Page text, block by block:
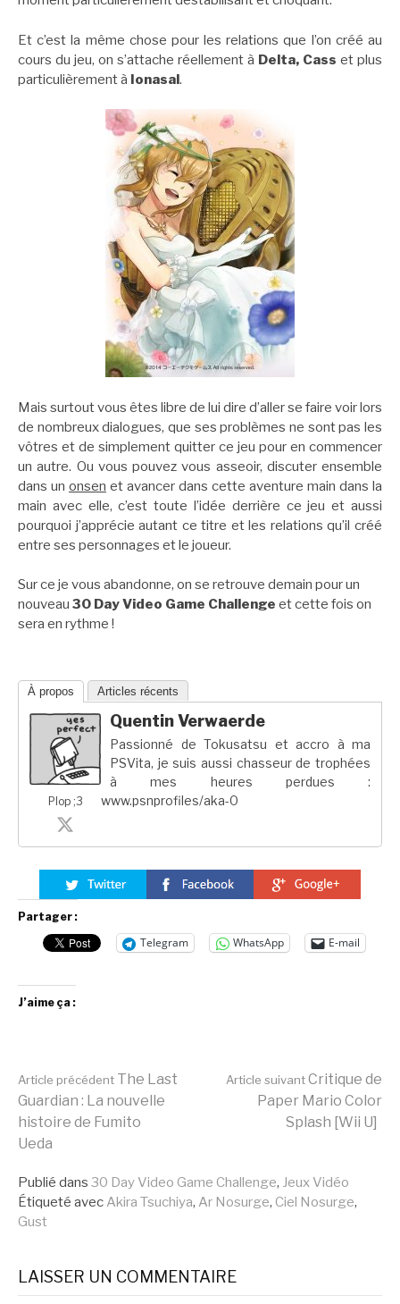
Et c’est la même chose pour les relations que l’on créé au
cours du jeu, on s’attache réellement à Delta, Cass et plus
particulièrement à Ionasal.
Mais surtout vous êtes libre de lui dire d’aller se faire voir lors
de nombreux dialogues, que ses problèmes ne sont pas les
vôtres et de simplement quitter ce jeu pour en commencer
un autre. Ou vous pouvez vous asseoir, discuter ensemble
dans un onsen et avancer dans cette aventure main dans la
main avec elle, c’est toute l’idée derrière ce jeu et aussi
pourquoi j’apprécie autant ce titre et les relations qu’il créé
entre ses personnages et le joueur.
Sur ce je vous abandonne, on se retrouve demain pour un
nouveau 30 Day Video Game Challenge et cette fois on
sera en rythme !
À propos Articles récents
Plop ;3
Quentin Verwaerde
Passionné de Tokusatsu et accro à ma
PSVita, je suis aussi chasseur de trophées
à mes heures perdues :
www.psnprofiles/aka-0
Partager :
Telegram WhatsApp E-mail
J’aime ça :
Lire
la
suite
Article précédent The Last
Guardian : La nouvelle
histoire de Fumito
Ueda
Article suivantCritique de
Paper Mario Color
Splash [Wii U]
Publié dans 30 Day Video Game Challenge, Jeux Vidéo
Étiqueté avec Akira Tsuchiya, Ar Nosurge, Ciel Nosurge,
Gust
LAISSER UN COMMENTAIRE